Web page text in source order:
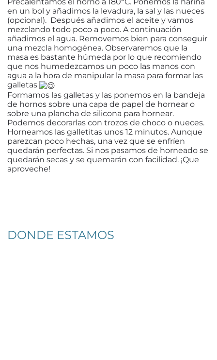
en un bol y añadimos la levadura, la sal y las nueces
(opcional). Después añadimos el aceite y vamos
mezclando todo poco a poco. A continuación
añadimos el agua. Removemos bien para conseguir
una mezcla homogénea. Observaremos que la
masa es bastante húmeda por lo que recomiendo
que nos humedezcamos un poco las manos con
agua a la hora de manipular la masa para formar las
galletas
Formamos las galletas y las ponemos en la bandeja
de hornos sobre una capa de papel de hornear o
sobre una plancha de silicona para hornear.
Podemos decorarlas con trozos de choco o nueces.
Horneamos las galletitas unos 12 minutos. Aunque
parezcan poco hechas, una vez que se enfríen
quedarán perfectas. Si nos pasamos de horneado se
quedarán secas y se quemarán con facilidad. ¡Que
aproveche!
DONDE ESTAMOS